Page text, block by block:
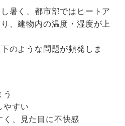
暑く、都市部ではヒートア
、建物内の温度・湿度が上
のような問題が頻発しま
やすい
、見た目に不快感